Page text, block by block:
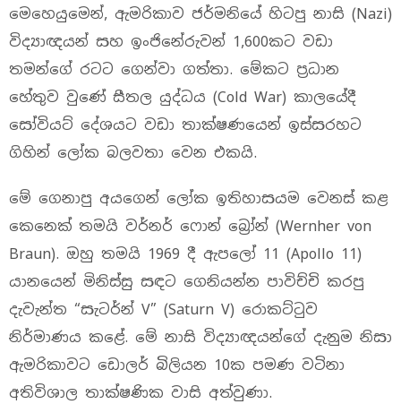
මෙහෙයුමෙන්, ඇමරිකාව ජර්මනියේ හිටපු නාසි (Nazi)
විද්‍යාඥයන් සහ ඉංජිනේරුවන් 1,600කට වඩා
තමන්ගේ රටට ගෙන්වා ගත්තා. මේකට ප්‍රධාන
හේතුව වුණේ සීතල යුද්ධය (Cold War) කාලයේදී
සෝවියට් දේශයට වඩා තාක්ෂණයෙන් ඉස්සරහට
ගිහින් ලෝක බලවතා වෙන එකයි.
මේ ගෙනාපු අයගෙන් ලෝක ඉතිහාසයම වෙනස් කළ
කෙනෙක් තමයි වර්නර් ෆොන් බ්‍රෝන් (Wernher von
Braun). ඔහු තමයි 1969 දී ඇපලෝ 11 (Apollo 11)
යානයෙන් මිනිස්සු සඳට ගෙනියන්න පාවිච්චි කරපු
දැවැන්ත “සැටර්න් V” (Saturn V) රොකට්ටුව
නිර්මාණය කළේ. මේ නාසි විද්‍යාඥයන්ගේ දැනුම නිසා
ඇමරිකාවට ඩොලර් බිලියන 10ක පමණ වටිනා
අතිවිශාල තාක්ෂණික වාසි අත්වුණා.